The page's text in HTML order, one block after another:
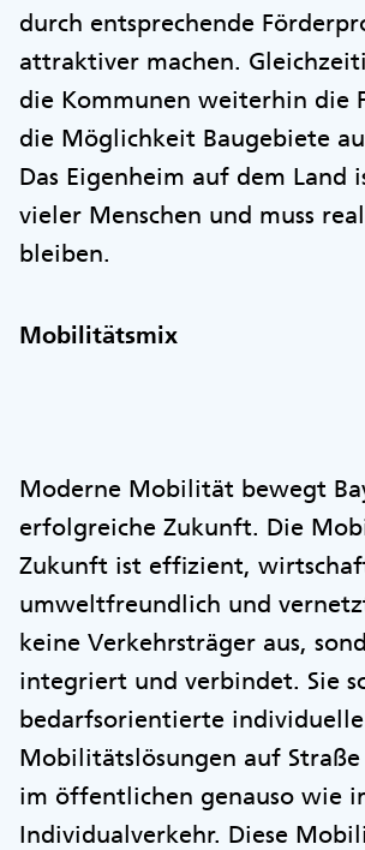
durch entsprechende
attraktiver machen.
die Kommunen weiterhin die
die Möglichkeit Baugebiete
Das Eigenheim auf dem Land
vieler Menschen und muss
bleiben.
Mobilitätsmix
Moderne Mobilität bewegt
erfolgreiche Zukunft. Die
Zukunft ist effizient,
umweltfreundlich und
keine Verkehrsträger aus,
integriert und verbindet. Sie
bedarfsorientierte individuelle
Mobilitätslösungen auf Straße
im öffentlichen genauso wie
Individualverkehr. Diese